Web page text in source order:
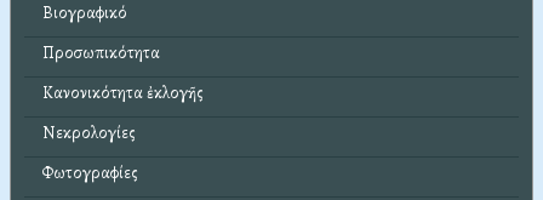
Βιογραφικό
Προσωπικότητα
Κανονικότητα ἐκλογῆς
Νεκρολογίες
Φωτογραφίες